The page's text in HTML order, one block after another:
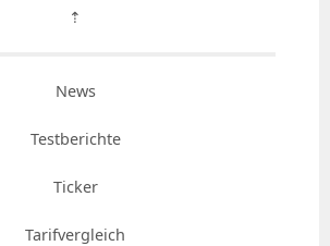
⇡
News
Testberichte
Ticker
Tarifvergleich